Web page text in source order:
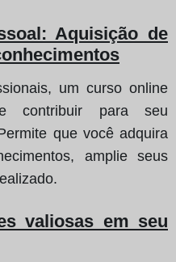
Aquisição de
um curso online
contribuir para seu
que você adquira
amplie seus
valiosas em seu